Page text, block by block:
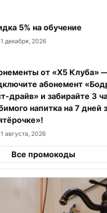
5% на обучение
декабря, 2026
от «Х5 Клуба»
абонемент
драйв» и забирайте 3
напитка на 7 дней
августа, 2026
Все промокоды